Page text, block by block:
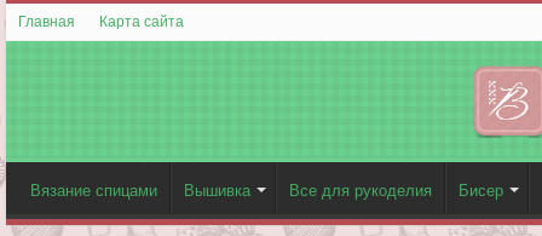
Главная Карта сайта
Вязание спицами Вышивка Все для рукоделия Бисер